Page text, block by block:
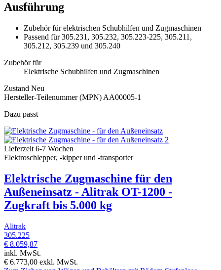
Ausführung
Zubehör für elektrischen Schubhilfen und Zugmaschinen
Passend für 305.231, 305.232, 305.223-225, 305.211,
305.212, 305.239 und 305.240
Zubehör für
Elektrische Schubhilfen und Zugmaschinen
Zustand Neu
Hersteller-Teilenummer (MPN) AA00005-1
Dazu passt
Lieferzeit 6-7 Wochen
Elektroschlepper, -kipper und -transporter
Elektrische Zugmaschine für den
Außeneinsatz - Alitrak OT-1200 -
Zugkraft bis 5.000 kg
Alitrak
305.225
€ 8.059,87
inkl. MwSt.
€ 6.773,00 exkl. MwSt.